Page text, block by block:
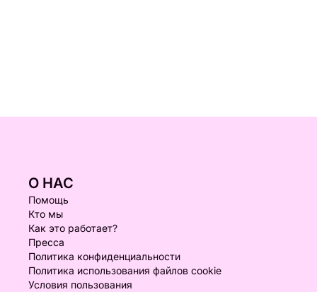
О НАС
Помощь
Кто мы
Как это работает?
Пресса
Политика конфиденциальности
Политика использования файлов cookie
Условия пользования